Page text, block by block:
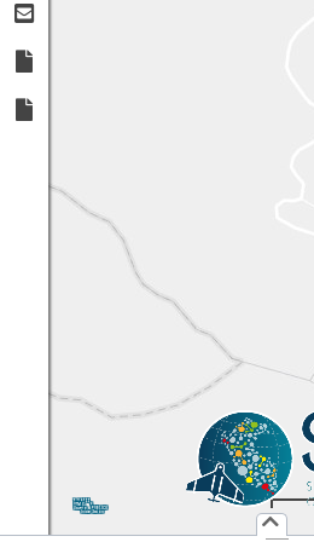
1:36,112
UTM
X:
Y:
Usuario :
PUBLICO
Iniciar Sesión